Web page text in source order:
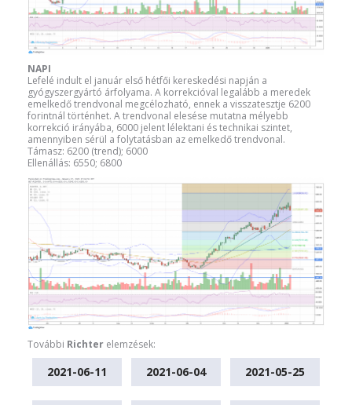
NAPI
Lefelé indult el január első hétfői kereskedési napján a
gyógyszergyártó árfolyama. A korrekcióval legalább a meredek
emelkedő trendvonal megcélozható, ennek a visszatesztje 6200
forintnál történhet. A trendvonal elesése mutatna mélyebb
korrekció irányába, 6000 jelent lélektani és technikai szintet,
amennyiben sérül a folytatásban az emelkedő trendvonal.
Támasz: 6200 (trend); 6000
Ellenállás: 6550; 6800
További Richter elemzések:
2021-06-11 2021-06-04 2021-05-25